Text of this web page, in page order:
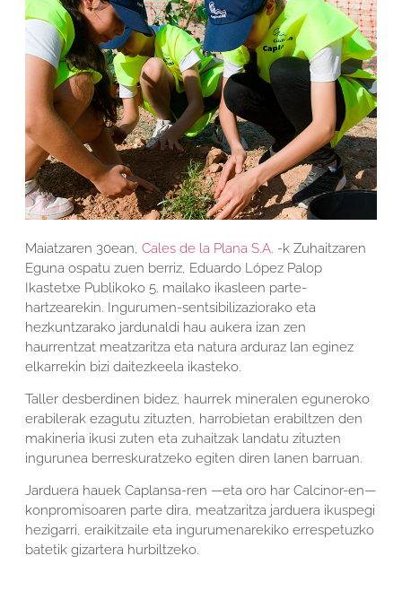
Maiatzaren 30ean, Cales de la Plana S.A. -k Zuhaitzaren
Eguna ospatu zuen berriz, Eduardo López Palop
Ikastetxe Publikoko 5. mailako ikasleen parte-
hartzearekin. Ingurumen-sentsibilizaziorako eta
hezkuntzarako jardunaldi hau aukera izan zen
haurrentzat meatzaritza eta natura arduraz lan eginez
elkarrekin bizi daitezkeela ikasteko.
Taller desberdinen bidez, haurrek mineralen eguneroko
erabilerak ezagutu zituzten, harrobietan erabiltzen den
makineria ikusi zuten eta zuhaitzak landatu zituzten
ingurunea berreskuratzeko egiten diren lanen barruan.
Jarduera hauek Caplansa-ren —eta oro har Calcinor-en—
konpromisoaren parte dira, meatzaritza jarduera ikuspegi
hezigarri, eraikitzaile eta ingurumenarekiko errespetuzko
batetik gizartera hurbiltzeko.